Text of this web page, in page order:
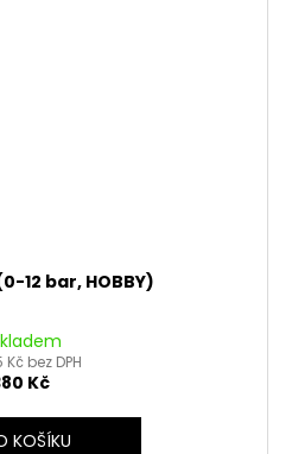
12 bar, HOBBY)
Kč bez DPH
Kč
KOŠÍKU